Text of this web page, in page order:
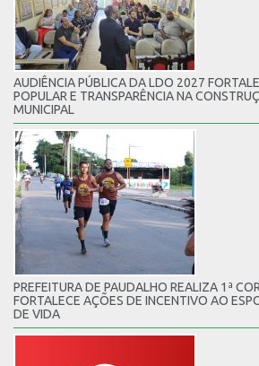
AUDIÊNCIA PÚBLICA DA LDO 2027
POPULAR E TRANSPARÊNCIA NA
MUNICIPAL
PREFEITURA DE PAUDALHO REALIZA 1ª
FORTALECE AÇÕES DE INCENTIVO AO
DE VIDA